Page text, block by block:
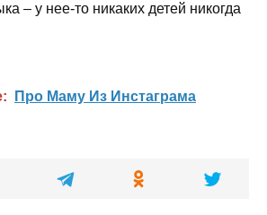
– у нее-то никаких детей никогда
Про Маму Из Инстаграма